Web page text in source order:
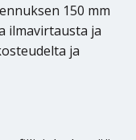
150 mm
ilmavirtausta ja
ja